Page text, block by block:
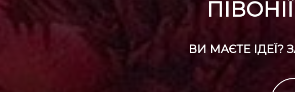
ВИ МАЄТЕ